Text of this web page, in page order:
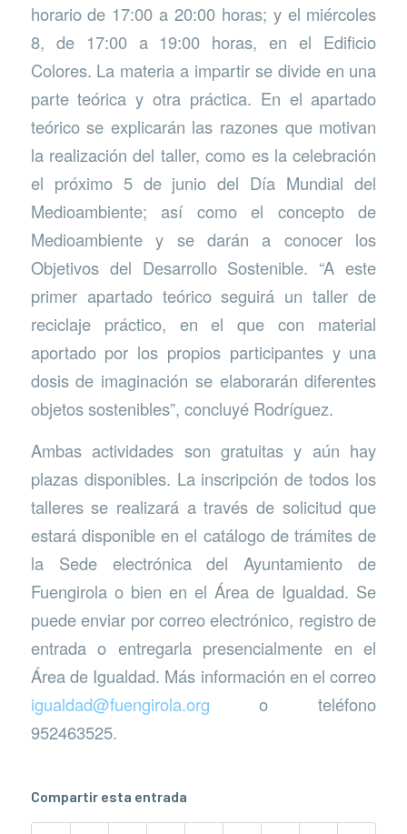
horario de 17:00 a 20:00 horas; y el miércoles
8, de 17:00 a 19:00 horas, en el Edificio
Colores. La materia a impartir se divide en una
parte teórica y otra práctica. En el apartado
teórico se explicarán las razones que motivan
la realización del taller, como es la celebración
el próximo 5 de junio del Día Mundial del
Medioambiente; así como el concepto de
Medioambiente y se darán a conocer los
Objetivos del Desarrollo Sostenible. “A este
primer apartado teórico seguirá un taller de
reciclaje práctico, en el que con material
aportado por los propios participantes y una
dosis de imaginación se elaborarán diferentes
objetos sostenibles”, concluyé Rodríguez.
Ambas actividades son gratuitas y aún hay
plazas disponibles. La inscripción de todos los
talleres se realizará a través de solicitud que
estará disponible en el catálogo de trámites de
la Sede electrónica del Ayuntamiento de
Fuengirola o bien en el Área de Igualdad. Se
puede enviar por correo electrónico, registro de
entrada o entregarla presencialmente en el
Área de Igualdad. Más información en el correo
igualdad@fuengirola.org o teléfono
952463525.
Compartir esta entrada